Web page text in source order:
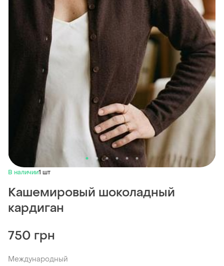
В наличии1 шт
Кашемировый шоколадный
кардиган
750 грн
Международный